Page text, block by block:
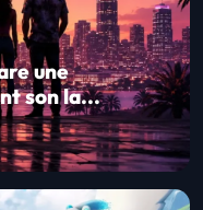
une
son la...